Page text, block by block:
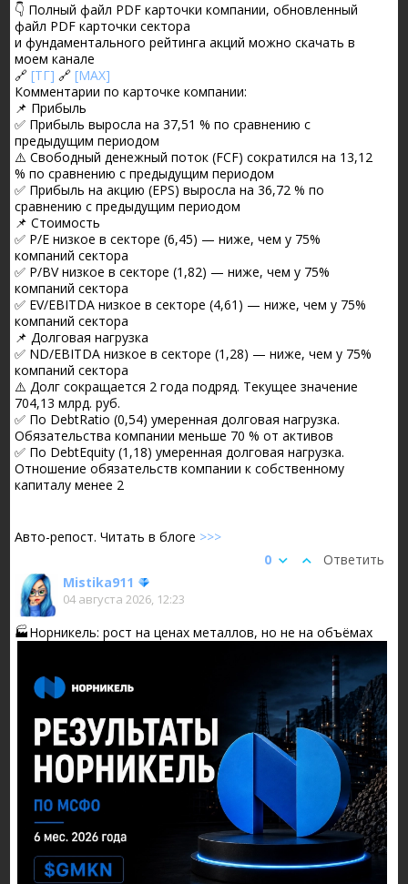
👇 Полный файл PDF карточки компании, обновленный
файл PDF карточки сектора
и фундаментального рейтинга акций можно скачать в
моем канале
🔗[ТГ] 🔗[MAX]
Комментарии по карточке компании:
📌 Прибыль
✅ Прибыль выросла на 37,51 % по сравнению с
предыдущим периодом
⚠️ Свободный денежный поток (FCF) сократился на 13,12
% по сравнению с предыдущим периодом
✅ Прибыль на акцию (EPS) выросла на 36,72 % по
сравнению с предыдущим периодом
📌 Стоимость
✅ P/E низкое в секторе (6,45) — ниже, чем у 75%
компаний сектора
✅ P/BV низкое в секторе (1,82) — ниже, чем у 75%
компаний сектора
✅ EV/EBITDA низкое в секторе (4,61) — ниже, чем у 75%
компаний сектора
📌 Долговая нагрузка
✅ ND/EBITDA низкое в секторе (1,28) — ниже, чем у 75%
компаний сектора
⚠️ Долг сокращается 2 года подряд. Текущее значение
704,13 млрд. руб.
✅ По DebtRatio (0,54) умеренная долговая нагрузка.
Обязательства компании меньше 70 % от активов
✅ По DebtEquity (1,18) умеренная долговая нагрузка.
Отношение обязательств компании к собственному
капиталу менее 2
Авто-репост. Читать в блоге >>>
Ответить
0
Mistika911
04 августа 2026, 12:23
🏭Норникель: рост на ценах металлов, но не на объёмах